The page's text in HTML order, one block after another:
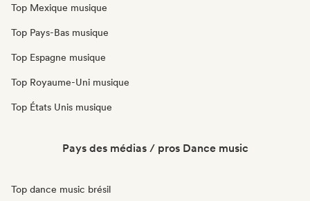
Top Mexique musique
Top Pays-Bas musique
Top Espagne musique
Top Royaume-Uni musique
Top États Unis musique
Pays des médias / pros Dance music
Top dance music brésil